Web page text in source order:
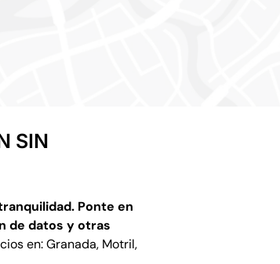
SIN
Ponte en
de datos y otras
en: Granada, Motril,